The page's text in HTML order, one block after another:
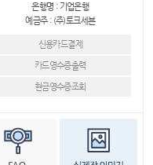
은행명 : 기업은행
예금주 : (주)토크세븐
신용카드결제
카드영수증출력
현금영수증조회